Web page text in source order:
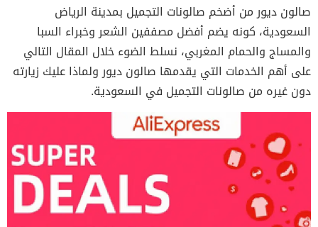
صالون ديور من أضخم صالونات التجميل بمدينة الرياض
السعودية، كونه يضم أفضل مصففين الشعر وخبراء السبا
والمساج والحمام المغربي، نسلط الضوء خلال المقال التالي
على أهم الخدمات التي يقدمها صالون ديور ولماذا عليك زيارته
دون غيره من صالونات التجميل في السعودية.